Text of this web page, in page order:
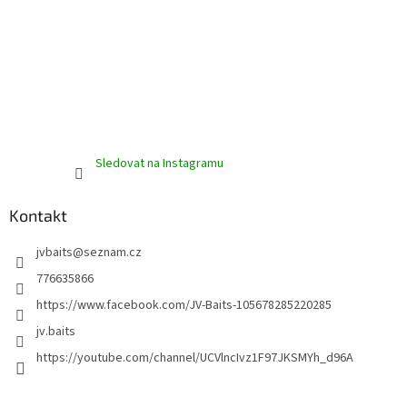
Sledovat na Instagramu
Kontakt
jvbaits@seznam.cz
776635866
https://www.facebook.com/JV-Baits-105678285220285
jv.baits
https://youtube.com/channel/UCVlncIvz1F97JKSMYh_d96A